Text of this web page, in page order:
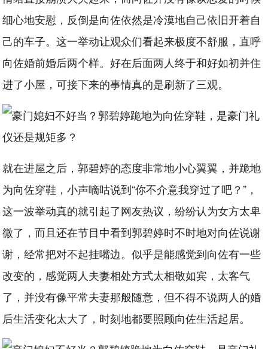
细心地安慰，反倒是向佐依然是冷漠地自己依旧开着自
己的车子。这一举动让观众们看起来极度不舒服，直呼
向佐婚前婚后两个样。好在后面两人终于和好如初并住
进了小屋，可接下来的事情真的是刷新了三观。
就在进屋之后，郭碧婷的态度非常地小心翼翼，并跪地
为向佐穿鞋，小声嘀咕说到“你不介意我穿过了吧？”，
这一波举动真的就引起了网友热议，纷纷认为女方太卑
微了，而且还在节目中看到郭碧婷时不时地对向佐说谢
谢，经常把对不起挂嘴边。似乎是能感觉到向佐有一些
改变的，感觉两人夫妻相处方式太相敬如宾，太客气
了，并没有像平常夫妻那般随意，但不得不说两人的婚
后生活变化太大了，时刻地都要照顾向佐生活起居。